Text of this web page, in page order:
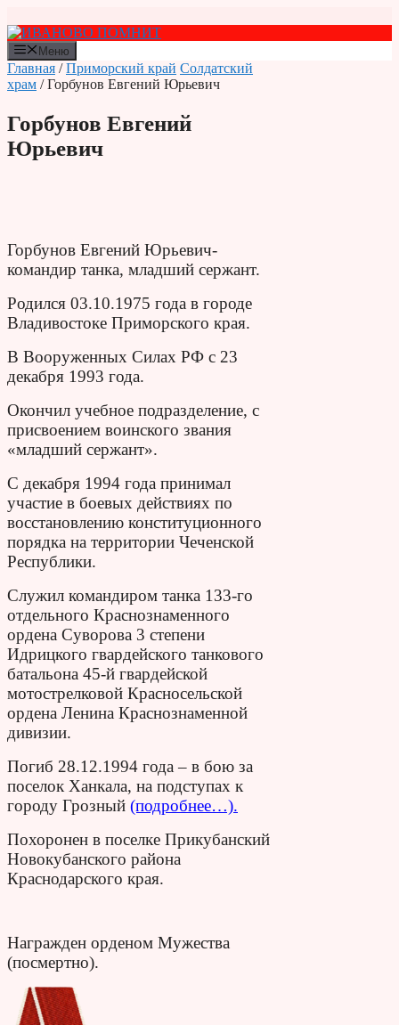
к
содержимому
Меню
Главная /Приморский край Солдатский
храм / Горбунов Евгений Юрьевич
Горбунов Евгений
Юрьевич
Горбунов Евгений Юрьевич-
командир танка, младший сержант.
Родился 03.10.1975 года в городе
Владивостоке Приморского края.
В Вооруженных Силах РФ с 23
декабря 1993 года.
Окончил учебное подразделение, с
присвоением воинского звания
«младший сержант».
С декабря 1994 года принимал
участие в боевых действиях по
восстановлению конституционного
порядка на территории Чеченской
Республики.
Служил командиром танка 133-го
отдельного Краснознаменного
ордена Суворова 3 степени
Идрицкого гвардейского танкового
батальона 45-й гвардейской
мотострелковой Красносельской
ордена Ленина Краснознаменной
дивизии.
Погиб 28.12.1994 года – в бою за
поселок Ханкала, на подступах к
городу Грозный (подробнее…).
Похоронен в поселке Прикубанский
Новокубанского района
Краснодарского края.
Награжден орденом Мужества
(посмертно).